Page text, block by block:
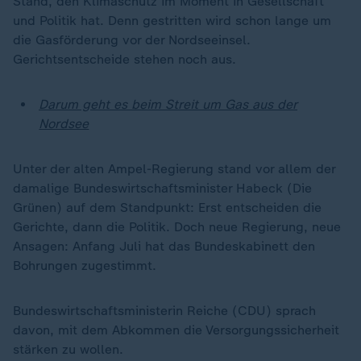
und Politik hat. Denn gestritten wird schon lange um
die Gasförderung vor der Nordseeinsel.
Gerichtsentscheide stehen noch aus.
Darum geht es beim Streit um Gas aus der
Nordsee
Unter der alten Ampel-Regierung stand vor allem der
damalige Bundeswirtschaftsminister Habeck (Die
Grünen) auf dem Standpunkt: Erst entscheiden die
Gerichte, dann die Politik. Doch neue Regierung, neue
Ansagen: Anfang Juli hat das Bundeskabinett den
Bohrungen zugestimmt.
Bundeswirtschaftsministerin Reiche (CDU) sprach
davon, mit dem Abkommen die Versorgungssicherheit
stärken zu wollen.